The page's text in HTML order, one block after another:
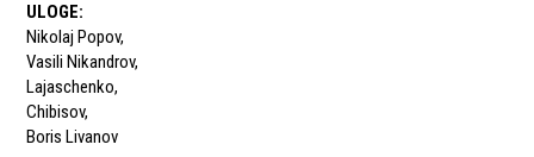
ULOGE:
Nikolaj Popov,
Vasili Nikandrov,
Lajaschenko,
Chibisov,
Boris Livanov